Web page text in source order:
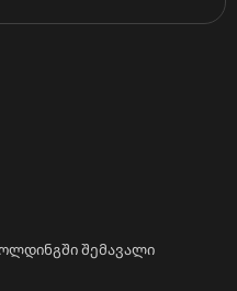
შემავალი